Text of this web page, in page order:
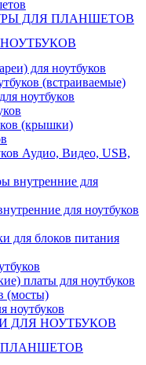
ДЛЯ ПЛАНШЕТОВ
для ноутбуков
(встраиваемые)
ноутбуков
(крышки)
Аудио, Видео, USB,
внутренние для
для ноутбуков
для блоков питания
платы для ноутбуков
(мосты)
ноутбуков
ДЛЯ НОУТБУКОВ
ПЛАНШЕТОВ